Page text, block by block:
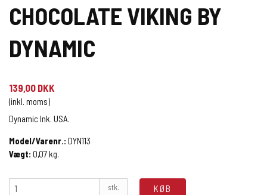
CHOCOLATE VIKING BY
DYNAMIC
139,00 DKK
(inkl. moms)
Dynamic Ink. USA.
Model/Varenr.: DYN113
Vægt: 0,07kg.
stk. KØB